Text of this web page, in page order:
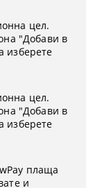
цел.
"Добави в
изберете
цел.
"Добави в
изберете
плаща
и